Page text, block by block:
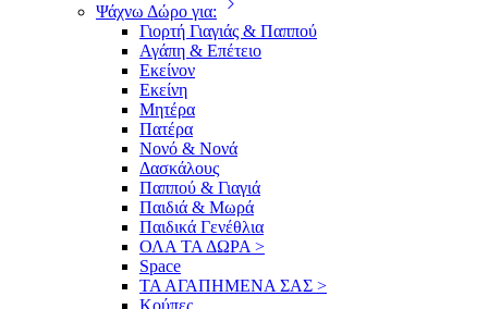
Ψάχνω Δώρο για:
Γιορτή Γιαγιάς & Παππού
Αγάπη & Επέτειο
Εκείνον
Εκείνη
Μητέρα
Πατέρα
Νονό & Νονά
Δασκάλους
Παππού & Γιαγιά
Παιδιά & Μωρά
Παιδικά Γενέθλια
ΟΛΑ ΤΑ ΔΩΡΑ >
Space
ΤΑ ΑΓΑΠΗΜΕΝΑ ΣΑΣ >
Κούπες